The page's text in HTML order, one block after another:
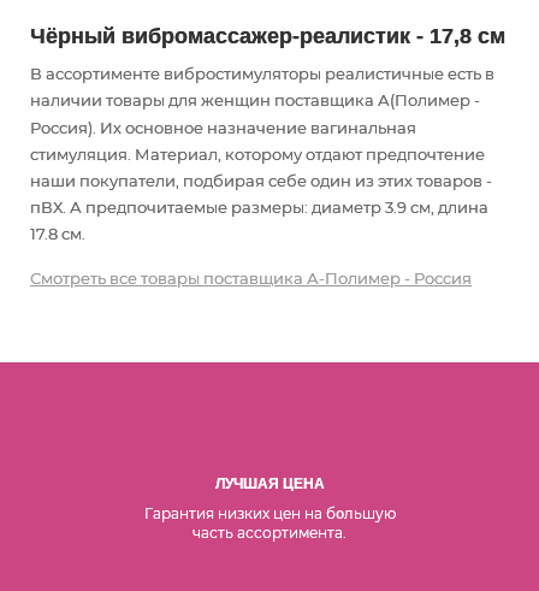
Чёрный вибромассажер-реалистик - 17,8 см
В ассортименте вибростимуляторы реалистичные есть в
наличии товары для женщин поставщика А(Полимер -
Россия). Их основное назначение вагинальная
стимуляция . Материал, которому отдают предпочтение
наши покупатели, подбирая себе один из этих товаров -
пВХ. А предпочитаемые размеры: диаметр 3.9 см, длина
17.8 см.
Смотреть все товары поставщика А-Полимер - Россия
ЛУЧШАЯ ЦЕНА
Гарантия низких цен на большую
часть ассортимента.